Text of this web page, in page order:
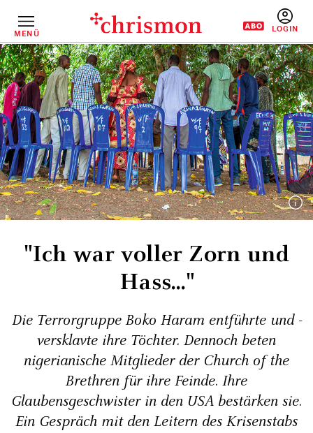
InhaltMENÜ
"Ich war voller Zorn und
Hass..."
Die Terrorgruppe Boko Haram entführte und ­
versklavte ihre Töchter. Dennoch beten
nigerianische Mitglieder der Church of the
Brethren für ihre Feinde. Ihre
Glaubensgeschwister in den USA bestärken sie.
Ein Gespräch mit den Leitern des Krisenstabs